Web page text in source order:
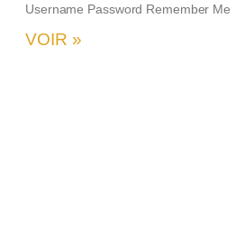
Username Password Remember Me
VOIR »